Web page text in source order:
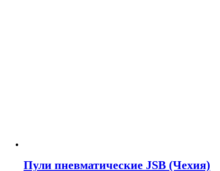
Пули пневматические JSB (Чехия)